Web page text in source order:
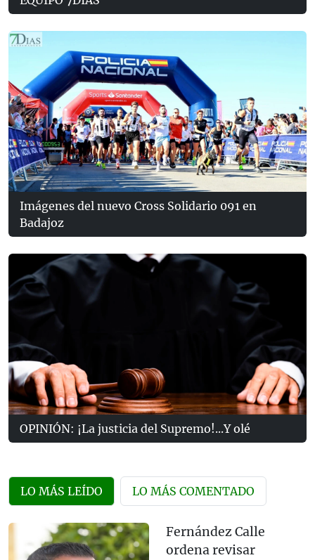
Imágenes del nuevo Cross Solidario 091 en
Badajoz
OPINIÓN: ¡La justicia del Supremo!...Y olé
LO MÁS LEÍDO LO MÁS COMENTADO
Fernández Calle
ordena revisar